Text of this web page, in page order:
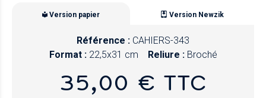
Version papier Version Newzik
Référence : CAHIERS-343
Format : 22,5x31 cm Reliure : Broché
35,00 € TTC